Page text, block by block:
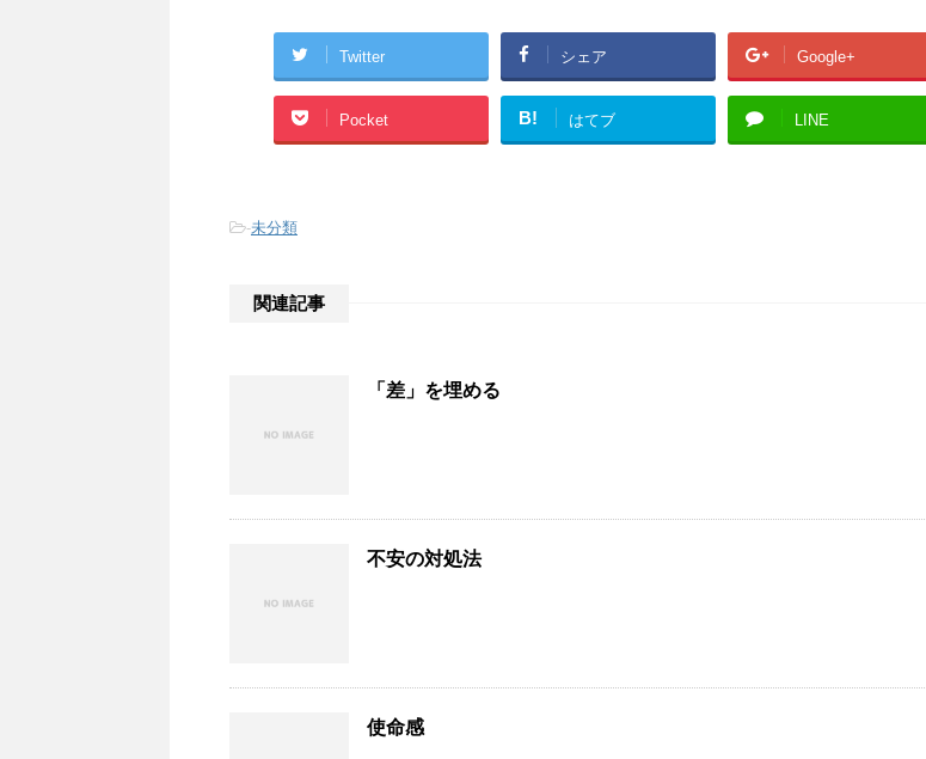
Twitter シェア Google+
Pocket B! はてブ LINE
-未分類
関連記事
「差」を埋める
不安の対処法
使命感